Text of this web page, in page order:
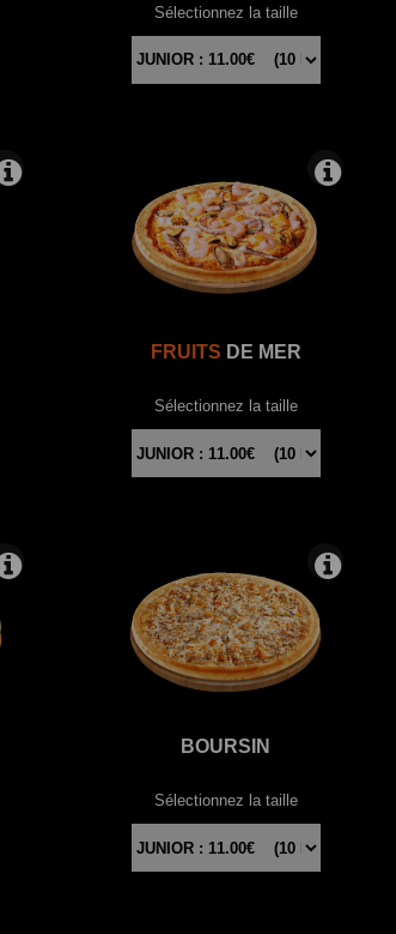
Sélectionnez la taille
FRUITS DE MER
Sélectionnez la taille
BOURSIN
Sélectionnez la taille